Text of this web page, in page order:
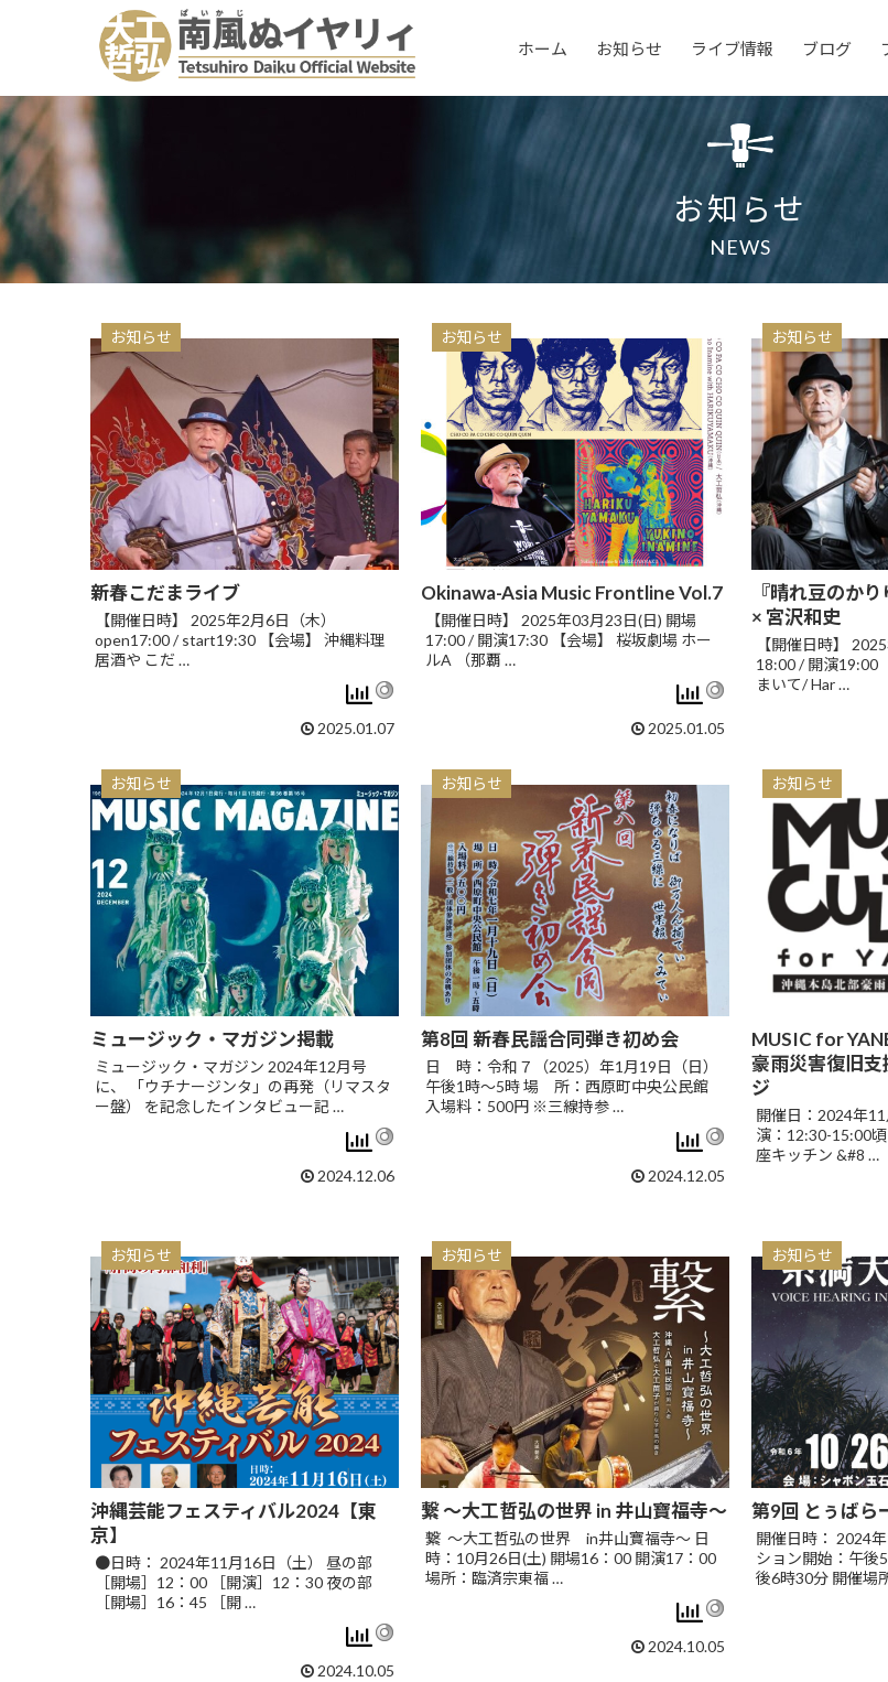
ホーム お知らせ ライブ情報 ブログ
お知らせ
NEWS
お知らせ
新春こだまライブ
【開催日時】 2025年2月6日（木）
open17:00 / start19:30 【会場】 沖縄料理
居酒や こだ …
2025.01.07
お知らせ
Okinawa-Asia Music Frontline Vol.7
【開催日時】 2025年03月23日(日) 開場
17:00 / 開演17:30 【会場】 桜坂劇場 ホー
ルA （那覇 …
2025.01.05
お知らせ
『晴れ豆のか
× 宮沢和史
【開催日時】
18:00 / 開演19:00
まいて/ Har …
お知らせ
ミュージック・マガジン掲載
ミュージック・マガジン 2024年12月号
に、 「ウチナージンタ」の再発（リマスタ
ー盤） を記念したインタビュー記 …
2024.12.06
お知らせ
第8回 新春民謡合同弾き初め会
日 時：令和７（2025）年1月19日（日）
午後1時～5時 場 所：西原町中央公民館
入場料：500円 ※三線持参 …
2024.12.05
お知らせ
MUSIC for
豪雨災害復旧支
ジ
開催日：2024年
演：12:30-15:00
座キッチン &#8 …
お知らせ
沖縄芸能フェスティバル2024【東
京】
●日時： 2024年11月16日（土） 昼の部
［開場］12：00 ［開演］12：30 夜の部
［開場］16：45 ［開 …
2024.10.05
お知らせ
繋 〜大工哲弘の世界 in 井山寶福寺〜
繋 〜大工哲弘の世界 in井山寶福寺〜 日
時：10月26日(土) 開場16：00 開演17：00
場所：臨済宗東福 …
2024.10.05
お知らせ
第9回 とぅばら
開催日時： 2024
ション開始：午後
後6時30分 開催場